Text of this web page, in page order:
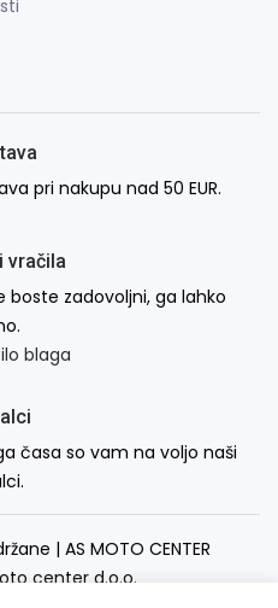
pri nakupu nad 50 EUR.
vračila
boste zadovoljni, ga lahko
blaga
časa so vam na voljo naši
| AS MOTO CENTER
center d.o.o.